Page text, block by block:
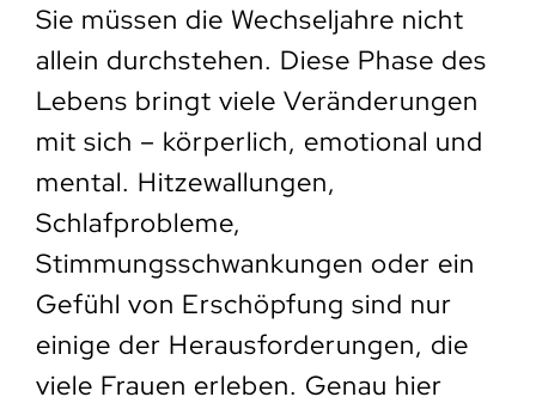
Sie müssen die Wechseljahre nicht
allein durchstehen. Diese Phase des
Lebens bringt viele Veränderungen
mit sich – körperlich, emotional und
mental. Hitzewallungen,
Schlafprobleme,
Stimmungsschwankungen oder ein
Gefühl von Erschöpfung sind nur
einige der Herausforderungen, die
viele Frauen erleben. Genau hier